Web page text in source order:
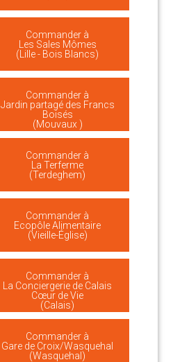
Commander à
Les Sales Mômes
(Lille - Bois Blancs)
Commander à
Jardin partagé des Francs
Boisés
(Mouvaux )
Commander à
La Terferme
(Terdeghem)
Commander à
Ecopôle Alimentaire
(Vieille-Église)
Commander à
La Conciergerie de Calais
Cœur de Vie
(Calais)
Commander à
Gare de Croix/Wasquehal
(Wasquehal)